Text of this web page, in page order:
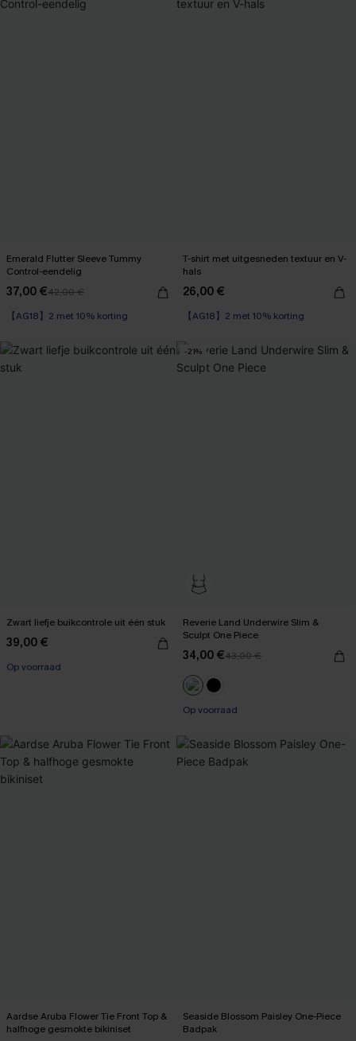
Emerald Flutter Sleeve Tummy
Control-eendelig
37,00 €42,00 €
【AG18】2 met 10% korting
Op voorraad
T-shirt met uitgesneden textuur en V-
hals
26,00 €
【AG18】2 met 10% korting
Zwart liefje buikcontrole uit één stuk
39,00 €
Op voorraad
-21%
Reverie Land Underwire Slim &
Sculpt One Piece
34,00 €43,00 €
Op voorraad
Aardse Aruba Flower Tie Front Top &
halfhoge gesmokte bikiniset
Seaside Blossom Paisley One-Piece
Badpak